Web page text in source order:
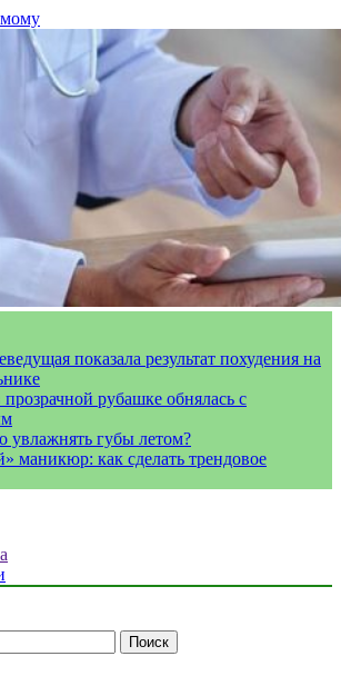
показала результат похудения на
рубашке обнялась с
увлажнять губы летом?
маникюр: как сделать трендовое